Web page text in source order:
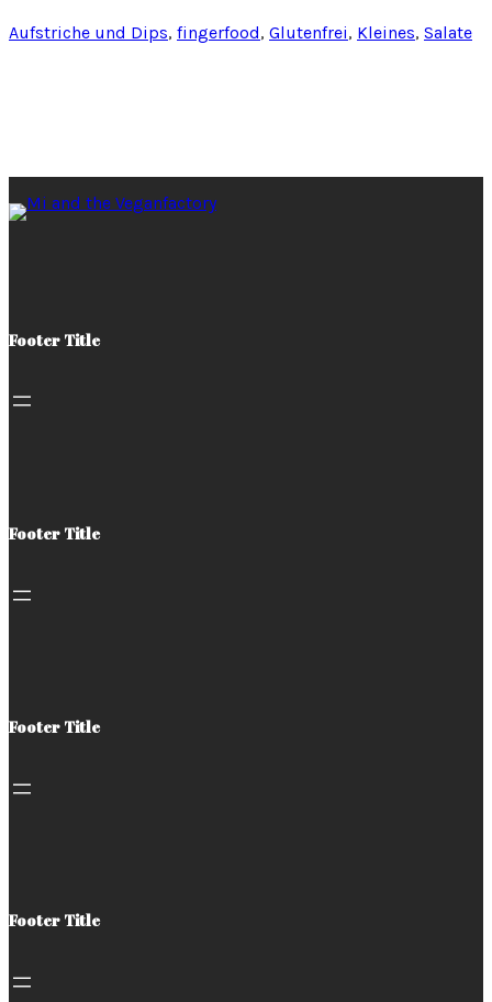
Aufstriche und Dips, fingerfood, Glutenfrei, Kleines, Salate
Footer Title
Footer Title
Footer Title
Footer Title